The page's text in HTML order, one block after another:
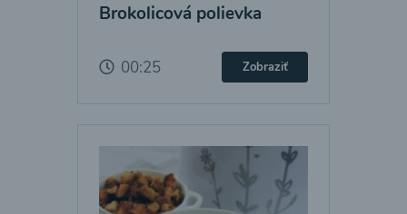
Brokolicová polievka
00:25 Zobraziť